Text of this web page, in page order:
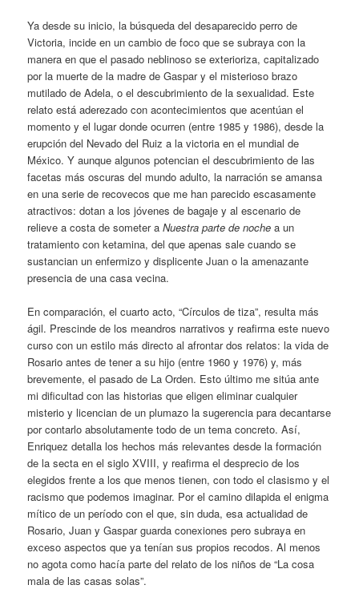
Ya desde su inicio, la búsqueda del desaparecido perro de
Victoria, incide en un cambio de foco que se subraya con la
manera en que el pasado neblinoso se exterioriza, capitalizado
por la muerte de la madre de Gaspar y el misterioso brazo
mutilado de Adela, o el descubrimiento de la sexualidad. Este
relato está aderezado con acontecimientos que acentúan el
momento y el lugar donde ocurren (entre 1985 y 1986), desde la
erupción del Nevado del Ruiz a la victoria en el mundial de
México. Y aunque algunos potencian el descubrimiento de las
facetas más oscuras del mundo adulto, la narración se amansa
en una serie de recovecos que me han parecido escasamente
atractivos: dotan a los jóvenes de bagaje y al escenario de
relieve a costa de someter aNuestra parte de noche a un
tratamiento con ketamina, del que apenas sale cuando se
sustancian un enfermizo y displicente Juan o la amenazante
presencia de una casa vecina.
En comparación, el cuarto acto, “Círculos de tiza”, resulta más
ágil. Prescinde de los meandros narrativos y reafirma este nuevo
curso con un estilo más directo al afrontar dos relatos: la vida de
Rosario antes de tener a su hijo (entre 1960 y 1976) y, más
brevemente, el pasado de La Orden. Esto último me sitúa ante
mi dificultad con las historias que eligen eliminar cualquier
misterio y licencian de un plumazo la sugerencia para decantarse
por contarlo absolutamente todo de un tema concreto. Así,
Enriquez detalla los hechos más relevantes desde la formación
de la secta en el siglo XVIII, y reafirma el desprecio de los
elegidos frente a los que menos tienen, con todo el clasismo y el
racismo que podemos imaginar. Por el camino dilapida el enigma
mítico de un período con el que, sin duda, esa actualidad de
Rosario, Juan y Gaspar guarda conexiones pero subraya en
exceso aspectos que ya tenían sus propios recodos. Al menos
no agota como hacía parte del relato de los niños de “La cosa
mala de las casas solas”.